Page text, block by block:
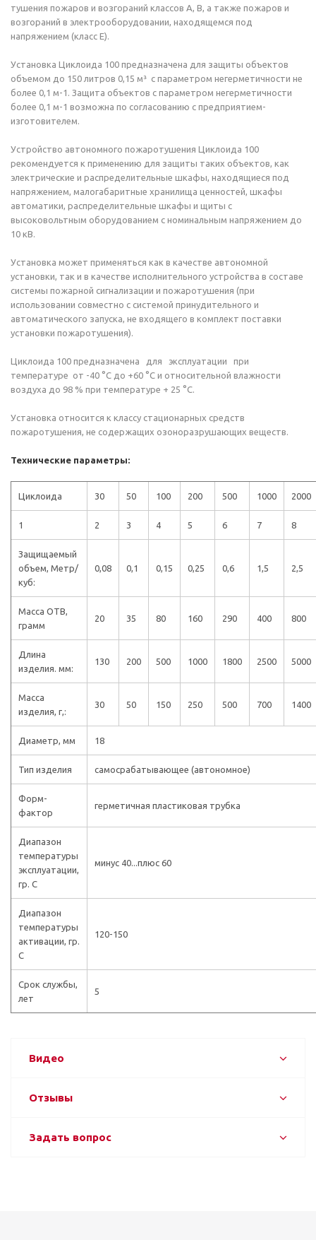
тушения пожаров и возгораний классов А, B, а также пожаров и
возгораний в электрооборудовании, находящемся под
напряжением (класс E).
Установка Циклоида 100 предназначена для защиты объектов
объемом до 150 литров 0,15 м³ с параметром негерметичности не
более 0,1 м-1. Защита объектов с параметром негерметичности
более 0,1 м-1 возможна по согласованию с предприятием-
изготовителем.
Устройство автономного пожаротушения Циклоида 100
рекомендуется к применению для защиты таких объектов, как
электрические и распределительные шкафы, находящиеся под
напряжением, малогабаритные хранилища ценностей, шкафы
автоматики, распределительные шкафы и щиты с
высоковольтным оборудованием с номинальным напряжением до
10 кВ.
Установка может применяться как в качестве автономной
установки, так и в качестве исполнительного устройства в составе
системы пожарной сигнализации и пожаротушения (при
использовании совместно с системой принудительного и
автоматического запуска, не входящего в комплект поставки
установки пожаротушения).
Циклоида 100 предназначена для эксплуатации при
температуре от -40 °C до +60 °C и относительной влажности
воздуха до 98 % при температуре + 25 °C.
Установка относится к классу стационарных средств
пожаротушения, не содержащих озоноразрушающих веществ.
Технические параметры:
Циклоида 30 50 100 200 500 1000 2000
1 2 3 4 5 6 7 8
Защищаемый
объем, Метр/
куб:
0,08 0,1 0,15 0,25 0,6 1,5 2,5
Масса ОТВ,
грамм
20 35 80 160 290 400 800
Длина
изделия. мм:
130 200 500 1000 1800 2500 5000
Масса
изделия, г,:
30 50 150 250 500 700 1400
Диаметр, мм 18
Тип изделия самосрабатывающее (автономное)
Форм-
фактор
герметичная пластиковая трубка
Диапазон
температуры
эксплуатации,
гр. С
минус 40...плюс 60
Диапазон
температуры
активации, гр.
С
120-150
Срок службы,
лет
5
Видео
Отзывы
Задать вопрос